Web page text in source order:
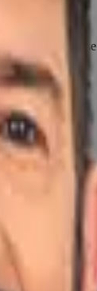
Aprofunde-